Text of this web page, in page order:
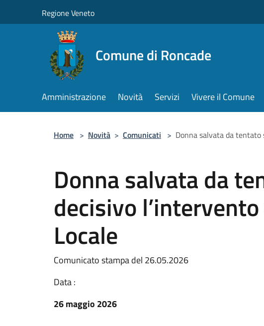
Regione Veneto
Comune di Roncade
Amministrazione Novità Servizi Vivere il Comune
Home > Novità > Comunicati > Donna salvata da tentato
Donna salvata da
decisivo
Locale
Comunicato stampa del 26.05.2026
Data :
26 maggio 2026